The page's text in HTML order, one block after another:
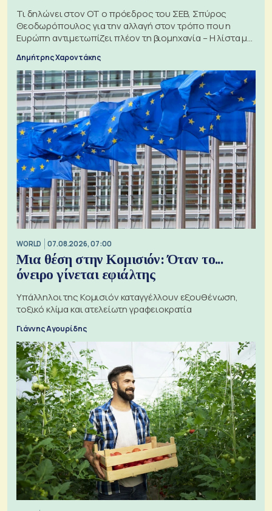
Τι δηλώνει στον ΟΤ ο πρόεδρος του ΣΕΒ, Σπύρος
Θεοδωρόπουλος για την αλλαγή στον τρόπο που η
Ευρώπη αντιμετωπίζει πλέον τη βιομηχανία – Η λίστα με
Δημήτρης Χαροντάκης
WORLD 07.08.2026, 07:00
Μια θέση στην Κομισιόν: Όταν το...
όνειρο γίνεται εφιάλτης
Υπάλληλοι της Κομισιόν καταγγέλλουν εξουθένωση,
τοξικό κλίμα και ατελείωτη γραφειοκρατία
Γιάννης Αγουρίδης